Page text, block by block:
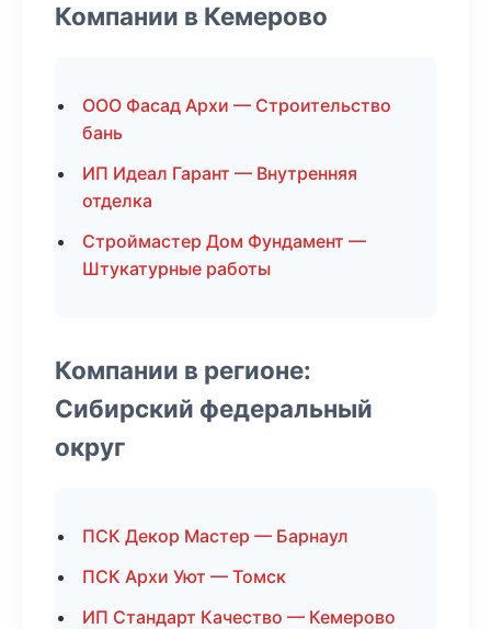
Компании в Кемерово
ООО Фасад Архи — Строительство
бань
ИП Идеал Гарант — Внутренняя
отделка
Строймастер Дом Фундамент —
Штукатурные работы
Компании в регионе:
Сибирский федеральный
округ
ПСК Декор Мастер — Барнаул
ПСК Архи Уют — Томск
ИП Стандарт Качество — Кемерово